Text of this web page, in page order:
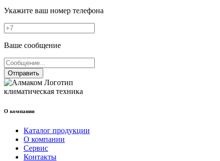
Укажите ваш номер телефона
Ваше сообщение
Отправить
климатическая техника
О компании
Каталог продукции
О компании
Сервис
Контакты